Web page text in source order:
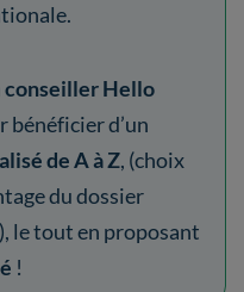
conseiller Hello
bénéficier d’un
de A à Z, (choix
du dossier
le tout en proposant
!